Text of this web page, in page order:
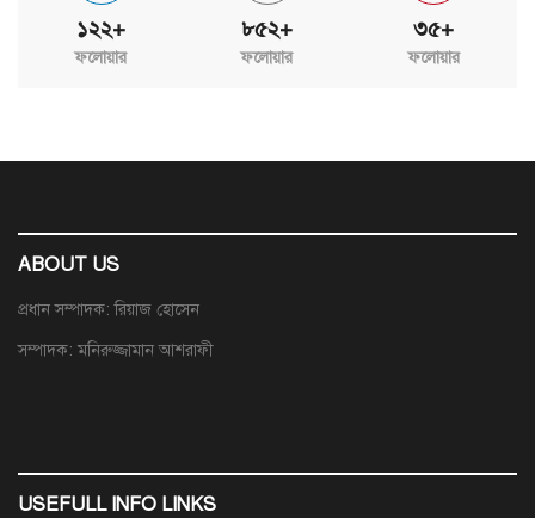
১২২+
ফলোয়ার
৮৫২+
ফলোয়ার
৩৫+
ফলোয়ার
ABOUT US
প্রধান সম্পাদক: রিয়াজ হোসেন
সম্পাদক: মনিরুজ্জামান আশরাফী
USEFULL INFO LINKS